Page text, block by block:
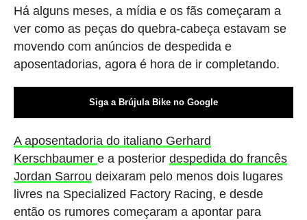
Há alguns meses, a mídia e os fãs começaram a
ver como as peças do quebra-cabeça estavam se
movendo com anúncios de despedida e
aposentadorias, agora é hora de ir completando.
Siga a Brújula Bike no Google
A aposentadoria do italiano Gerhard
Kerschbaumer e a posterior despedida do francês
Jordan Sarrou deixaram pelo menos dois lugares
livres na Specialized Factory Racing, e desde
então os rumores começaram a apontar para